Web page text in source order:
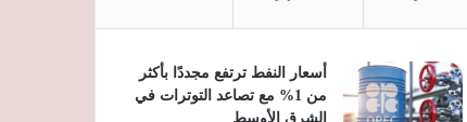
أسعار النفط ترتفع مجددًا بأكثر
من 1% مع تصاعد التوترات في
الشرق الأوسط